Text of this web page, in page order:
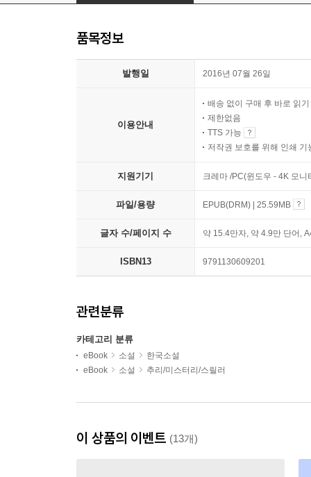
품목정보
발행일 2016년 07월 26일
이용안내
배송 없이 구매 후 바로 읽기
제한없음
TTS 가능
저작권 보호를 위해 인쇄 기
지원기기 크레마 /PC(윈도우 - 4K 모
파일/용량 EPUB(DRM) | 25.59MB
글자 수/페이지 수 약 15.4만자, 약 4.9만 단어,
ISBN13 9791130609201
관련분류
카테고리 분류
eBook 소설
한국소설
eBook
소설 추리/미스터리/스릴러
이 상품의 이벤트 (13개)